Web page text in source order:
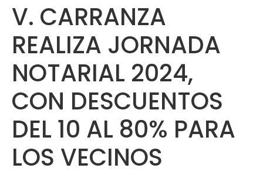
V. CARRANZA
REALIZA JORNADA
NOTARIAL 2024,
CON DESCUENTOS
DEL 10 AL 80% PARA
LOS VECINOS